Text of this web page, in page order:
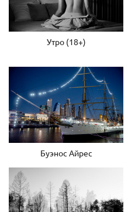
Утро (18+)
Буэнос Айрес